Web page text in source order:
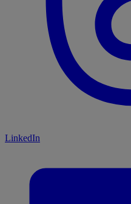
LinkedIn